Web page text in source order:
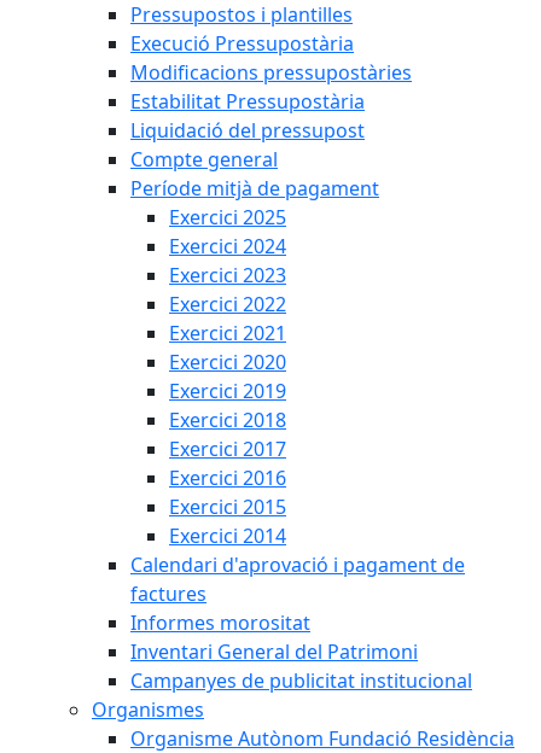
Pressupostos i plantilles
Execució Pressupostària
Modificacions pressupostàries
Estabilitat Pressupostària
Liquidació del pressupost
Compte general
Període mitjà de pagament
Exercici 2025
Exercici 2024
Exercici 2023
Exercici 2022
Exercici 2021
Exercici 2020
Exercici 2019
Exercici 2018
Exercici 2017
Exercici 2016
Exercici 2015
Exercici 2014
Calendari d'aprovació i pagament de
factures
Informes morositat
Inventari General del Patrimoni
Campanyes de publicitat institucional
Organismes
Organisme Autònom Fundació Residència